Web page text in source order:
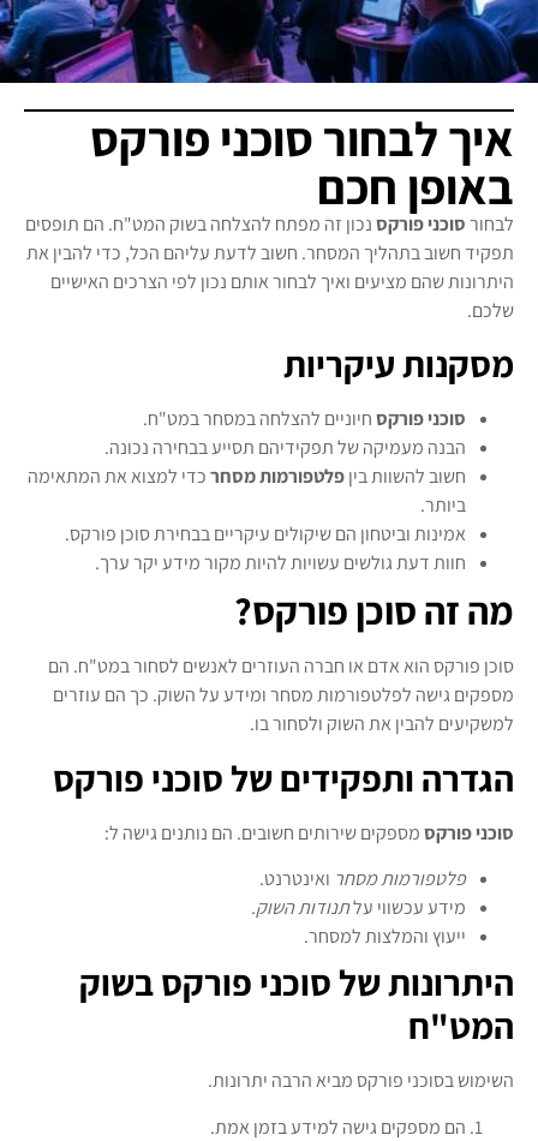
איך לבחור סוכני פורקס
באופן חכם
לבחורסוכני פורקסנכון זה מפתח להצלחה בשוק המט"ח. הם תופסים
תפקיד חשוב בתהליך המסחר. חשוב לדעת עליהם הכל, כדי להבין את
היתרונות שהם מציעים ואיך לבחור אותם נכון לפי הצרכים האישיים
שלכם.
מסקנות עיקריות
סוכני פורקסחיוניים להצלחה במסחר במט"ח.
הבנה מעמיקה של תפקידיהם תסייע בבחירה נכונה.
חשוב להשוות ביןפלטפורמות מסחרכדי למצוא את המתאימה
ביותר.
אמינות וביטחון הם שיקולים עיקריים בבחירת סוכן פורקס.
חוות דעת גולשים עשויות להיות מקור מידע יקר ערך.
מה זה סוכן פורקס?
סוכן פורקס הוא אדם או חברה העוזרים לאנשים לסחור במט"ח. הם
מספקים גישה לפלטפורמות מסחר ומידע על השוק. כך הם עוזרים
למשקיעים להבין את השוק ולסחור בו.
הגדרה ותפקידים של סוכני פורקס
סוכני פורקסמספקים שירותים חשובים. הם נותנים גישה ל:
פלטפורמות מסחר ואינטרנט.
מידע עכשווי עלתנודות השוק.
ייעוץ והמלצות למסחר.
היתרונות של סוכני פורקס בשוק
המט"ח
השימוש בסוכני פורקס מביא הרבה יתרונות.
הם מספקים גישה למידע בזמן אמת.